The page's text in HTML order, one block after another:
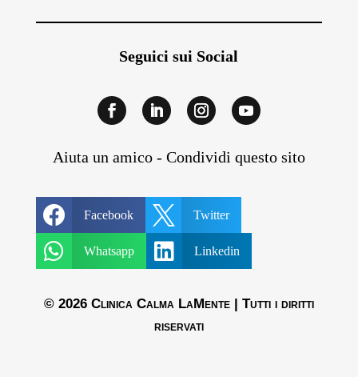
Seguici sui Social
Aiuta un amico - Condividi questo sito
 Facebook  Twitter
 Whatsapp  Linkedin
© 2026 Clinica Calma LaMente | Tutti i diritti
riservati